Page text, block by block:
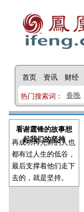
首页 资讯 财经
热门搜索词： 春晚
看谢霆锋的故事想
起我们的坚持
再成功再光鲜的人也
都有过人生的低谷，
最后支撑着他们走下
去的，就是坚持。